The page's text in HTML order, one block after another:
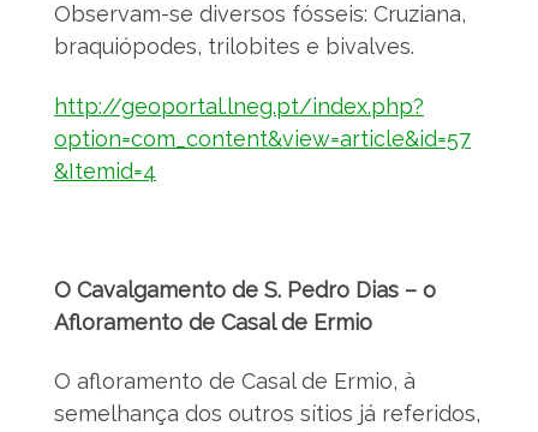
Observam-se diversos fósseis: Cruziana,
braquiópodes, trilobites e bivalves.
http://geoportal.lneg.pt/index.php?
option=com_content&view=article&id=57
&Itemid=4
O Cavalgamento de S. Pedro Dias – o
Afloramento de Casal de Ermio
O afloramento de Casal de Ermio, à
semelhança dos outros sítios já referidos,